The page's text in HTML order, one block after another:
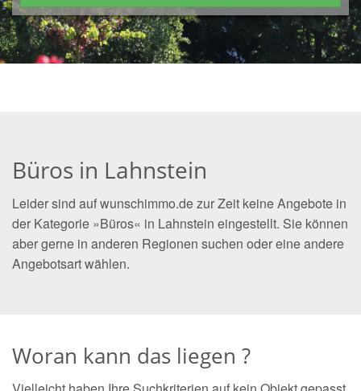
Büros in Lahnstein
Leider sind auf wunschimmo.de zur Zeit keine Angebote in
der Kategorie »Büros« in Lahnstein eingestellt. Sie können
aber gerne in anderen Regionen suchen oder eine andere
Angebotsart wählen.
Woran kann das liegen ?